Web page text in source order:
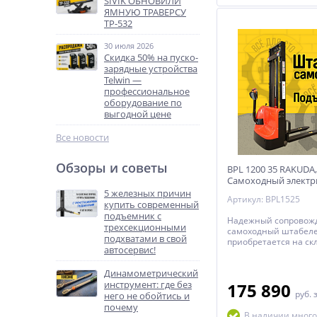
ЯМНУЮ ТРАВЕРСУ
ТР-532
30 июля 2026
Скидка 50% на пуско-
зарядные устройства
Telwin —
профессиональное
оборудование по
выгодной цене
Все новости
Обзоры и советы
5 железных причин
купить современный
подъемник с
трехсекционными
подхватами в свой
автосервис!
Динамометрический
инструмент: где без
него не обойтись и
почему
BPL 1200 35 RAKUDA,
Самоходный
штабелер, нагрузка
высота подъема
AGM 2*12в,
24в/10а,
Артикул: BPL1525
Надежный
самоходный
приобретается на
загруженный, так и
управление CURTIS
175 890 руб.